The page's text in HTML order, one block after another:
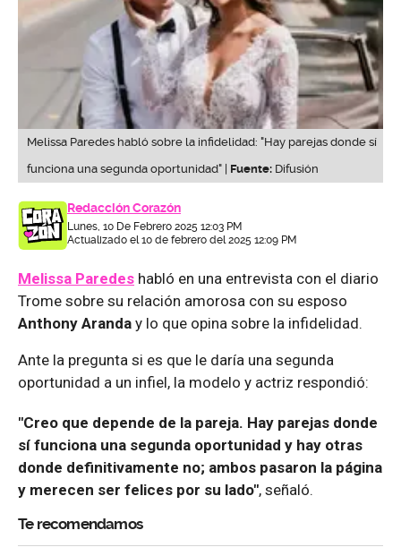
Melissa Paredes habló sobre la infidelidad: "Hay parejas donde sí
funciona una segunda oportunidad" | Fuente: Difusión
Redacción Corazón
Lunes, 10 De Febrero 2025 12:03 PM
Actualizado el 10 de febrero del 2025 12:09 PM
Melissa Paredes habló en una entrevista con el diario
Trome sobre su relación amorosa con su esposo
Anthony Aranda y lo que opina sobre la infidelidad.
Ante la pregunta si es que le daría una segunda
oportunidad a un infiel, la modelo y actriz respondió:
"Creo que depende de la pareja. Hay parejas donde
sí funciona una segunda oportunidad y hay otras
donde definitivamente no; ambos pasaron la página
y merecen ser felices por su lado", señaló.
Te recomendamos